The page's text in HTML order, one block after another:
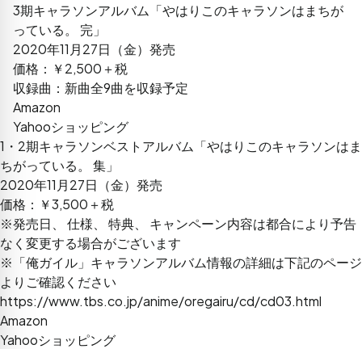
3期キャラソンアルバム「やはりこのキャラソンはまちが
っている。 完」
2020年11月27日（金）発売
価格：￥2,500＋税
収録曲：新曲全9曲を収録予定
Amazon
Yahooショッピング
1・2期キャラソンベストアルバム「やはりこのキャラソンはま
ちがっている。 集」
2020年11月27日（金）発売
価格：￥3,500＋税
※発売日、 仕様、 特典、 キャンペーン内容は都合により予告
なく変更する場合がございます
※「俺ガイル」キャラソンアルバム情報の詳細は下記のページ
よりご確認ください
https://www.tbs.co.jp/anime/oregairu/cd/cd03.html
Amazon
Yahooショッピング